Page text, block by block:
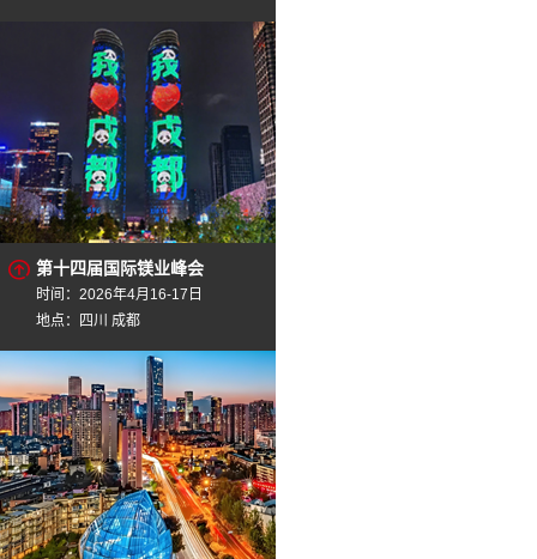
第十四届国际镁业峰会
时间：2026年4月16-17日
地点：四川 成都